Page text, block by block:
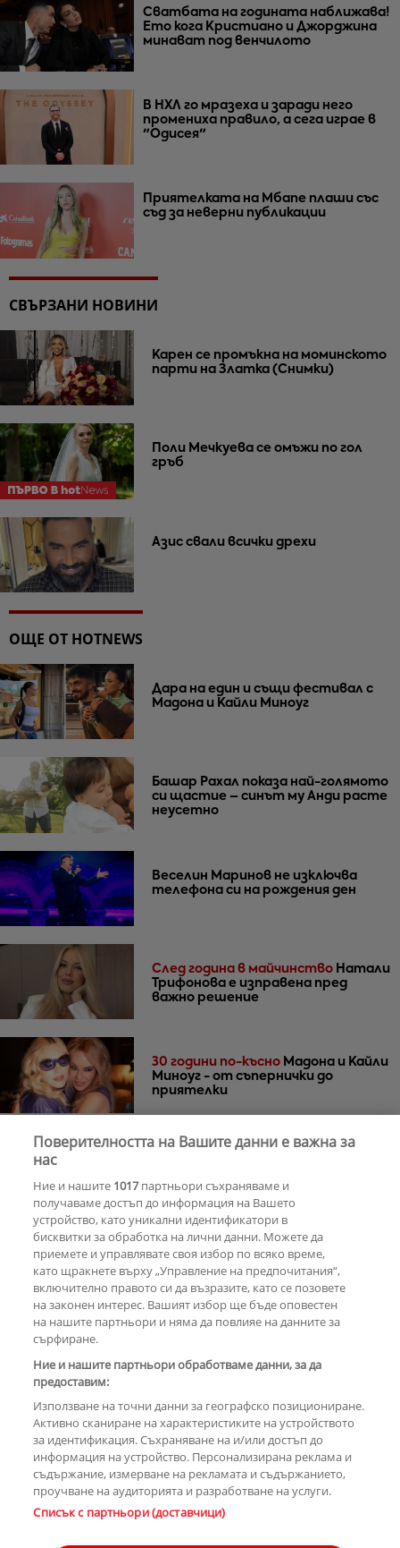
Сватбата на годината наближава!
Ето кога Кристиано и Джорджина
минават под венчилото
В НХЛ го мразеха и заради него
промениха правило, а сега играе в
"Одисея"
Приятелката на Мбапе плаши със
съд за неверни публикации
СВЪРЗАНИ НОВИНИ
Карен се промъкна на моминското
парти на Златка (Снимки)
Поли Мечкуева се омъжи по гол
гръб
Азис свали всички дрехи
ОЩЕ ОТ HOTNEWS
Дара на един и същи фестивал с
Мадона и Кайли Миноуг
Башар Рахал показа най-голямото
си щастие – синът му Анди расте
неусетно
Веселин Маринов не изключва
телефона си на рождения ден
След година в майчинство Натали
Трифонова е изправена пред
важно решение
30 години по-късно Мадона и Кайли
Миноуг - от съпернички до
приятелки
РЕКЛАМА
КОМЕНТАРИ
Copyright © 2007-2026 Hotnews.bg. Всички права запазени.
Поверителността на Вашите данни е важна за
нас
Ние и нашите 1017партньори съхраняваме и
получаваме достъп до информация на Вашето
устройство, като уникални идентификатори в
бисквитки за обработка на лични данни. Можете да
приемете и управлявате своя избор по всяко време,
като щракнете върху „Управление на предпочитания“,
включително правото си да възразите, като се позовете
на законен интерес. Вашият избор ще бъде оповестен
на нашите партньори и няма да повлияе на данните за
сърфиране.
Ние и нашите партньори обработваме данни, за да
предоставим:
Използване на точни данни за географско позициониране.
Активно сканиране на характеристиките на устройството
за идентификация. Съхраняване на и/или достъп до
информация на устройство. Персонализирана реклама и
съдържание, измерване на рекламата и съдържанието,
проучване на аудиторията и разработване на услуги.
Списък с партньори (доставчици)